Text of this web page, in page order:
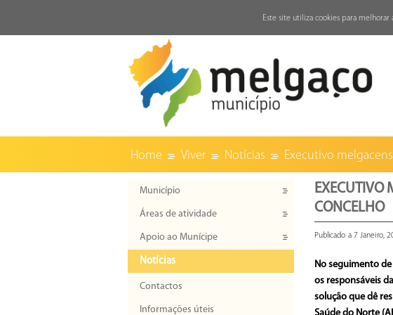
Home Viver Notícias Executivo
EXECUTIVO
CONCELHO
Publicado a 7 Janeiro,
No seguimento
os responsáveis
solução que dê
Município
Áreas de atividade
Apoio ao Munícipe
Notícias
Contactos
Informações úteis
Este site utiliza cookies para